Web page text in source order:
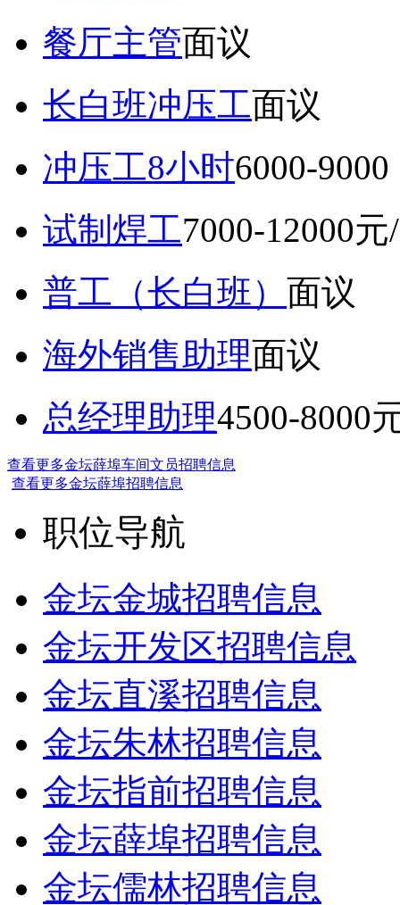
餐厅主管面议
长白班冲压工面议
冲压工8小时6000-
试制焊工7000-12000元
普工（长白班） 面议
海外销售助理面议
总经理助理4500-8000
查看更多金坛薛埠车间文员招聘信息
查看更多金坛薛埠招聘信息
职位导航
金坛金城招聘信息
金坛开发区招聘信息
金坛直溪招聘信息
金坛朱林招聘信息
金坛指前招聘信息
金坛薛埠招聘信息
金坛儒林招聘信息